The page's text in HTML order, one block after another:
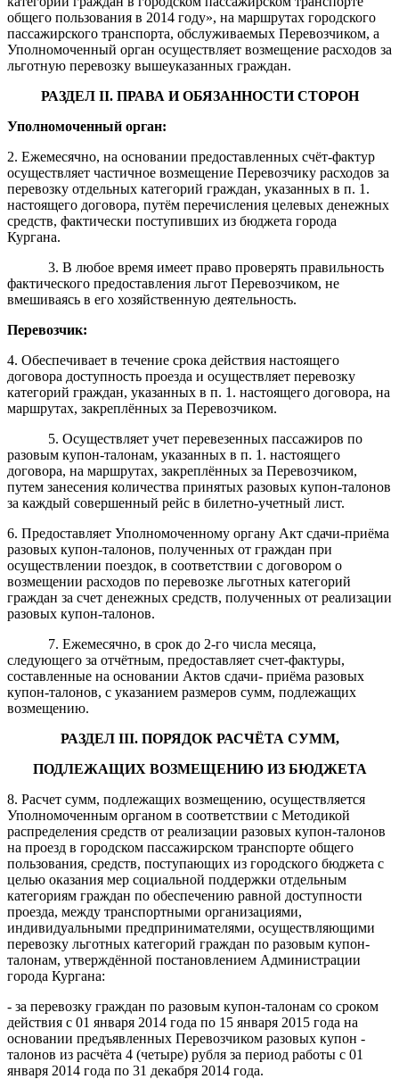
общего пользования в 2014 году», на маршрутах городского
пассажирского транспорта, обслуживаемых Перевозчиком, а
Уполномоченный орган осуществляет возмещение расходов за
льготную перевозку вышеуказанных граждан.
РАЗДЕЛ II. ПРАВА И ОБЯЗАННОСТИ СТОРОН
Уполномоченный орган:
2. Ежемесячно, на основании предоставленных счёт-фактур
осуществляет частичное возмещение Перевозчику расходов за
перевозку отдельных категорий граждан, указанных в п. 1.
настоящего договора, путём перечисления целевых денежных
средств, фактически поступивших из бюджета города
Кургана.
3. В любое время имеет право проверять правильность
фактического предоставления льгот Перевозчиком, не
вмешиваясь в его хозяйственную деятельность.
Перевозчик:
4. Обеспечивает в течение срока действия настоящего
договора доступность проезда и осуществляет перевозку
категорий граждан, указанных в п. 1. настоящего договора, на
маршрутах, закреплённых за Перевозчиком.
5. Осуществляет учет перевезенных пассажиров по
разовым купон-талонам, указанных в п. 1. настоящего
договора, на маршрутах, закреплённых за Перевозчиком,
путем занесения количества принятых разовых купон-талонов
за каждый совершенный рейс в билетно-учетный лист.
6. Предоставляет Уполномоченному органу Акт сдачи-приёма
разовых купон-талонов, полученных от граждан при
осуществлении поездок, в соответствии с договором о
возмещении расходов по перевозке льготных категорий
граждан за счет денежных средств, полученных от реализации
разовых купон-талонов.
7. Ежемесячно, в срок до 2-го числа месяца,
следующего за отчётным, предоставляет счет-фактуры,
составленные на основании Актов сдачи- приёма разовых
купон-талонов, с указанием размеров сумм, подлежащих
возмещению.
РАЗДЕЛ III. ПОРЯДОК РАСЧЁТА СУММ,
ПОДЛЕЖАЩИХ ВОЗМЕЩЕНИЮ ИЗ БЮДЖЕТА
8. Расчет сумм, подлежащих возмещению, осуществляется
Уполномоченным органом в соответствии с Методикой
распределения средств от реализации разовых купон-талонов
на проезд в городском пассажирском транспорте общего
пользования, средств, поступающих из городского бюджета с
целью оказания мер социальной поддержки отдельным
категориям граждан по обеспечению равной доступности
проезда, между транспортными организациями,
индивидуальными предпринимателями, осуществляющими
перевозку льготных категорий граждан по разовым купон-
талонам, утверждённой постановлением Администрации
города Кургана:
- за перевозку граждан по разовым купон-талонам со сроком
действия с 01 января 2014 года по 15 января 2015 года на
основании предъявленных Перевозчиком разовых купон -
талонов из расчёта 4 (четыре) рубля за период работы с 01
января 2014 года по 31 декабря 2014 года.